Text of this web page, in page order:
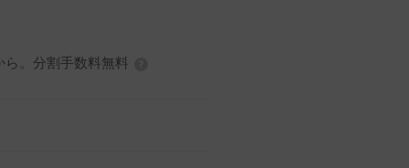
。分割手数料無料